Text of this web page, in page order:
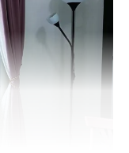
dan elegant
di